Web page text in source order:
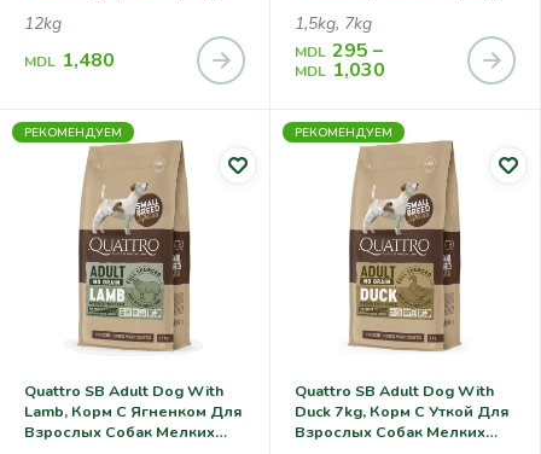
Уткой
12kg
MDL 1,480
Пород (с Уткой)
1,5kg, 7kg
MDL 295 –
MDL 1,030
РЕКОМЕНДУЕМ
Quattro SB Adult Dog With
Lamb, Корм С Ягненком Для
Взрослых Собак Мелких
РЕКОМЕНДУЕМ
Quattro SB Adult Dog With
Duck 7kg, Корм С Уткой Для
Взрослых Собак Мелких